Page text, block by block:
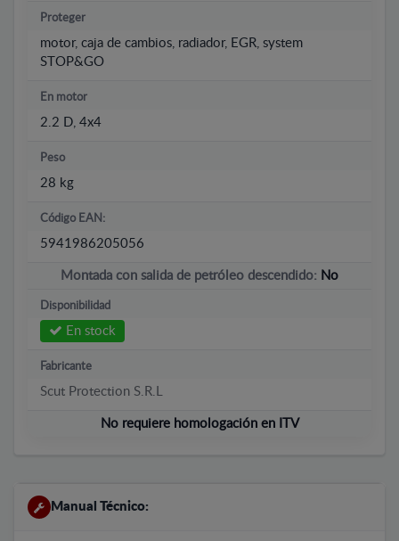
Proteger
motor, caja de cambios, radiador, EGR, system
STOP&GO
En motor
2.2 D, 4x4
Peso
28 kg
Código EAN:
5941986205056
Montada con salida de petróleo descendido: No
Disponibilidad
En stock
Fabricante
Scut Protection S.R.L
No requiere homologación en ITV
Manual Técnico: